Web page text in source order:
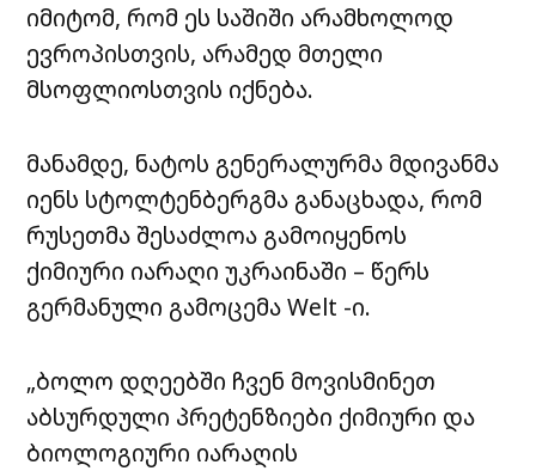
იმიტომ, რომ ეს საშიში არამხოლოდ
ევროპისთვის, არამედ მთელი
მსოფლიოსთვის იქნება.
მანამდე, ნატოს გენერალურმა მდივანმა
იენს სტოლტენბერგმა განაცხადა, რომ
რუსეთმა შესაძლოა გამოიყენოს
ქიმიური იარაღი უკრაინაში – წერს
გერმანული გამოცემა Welt -ი.
„ბოლო დღეებში ჩვენ მოვისმინეთ
აბსურდული პრეტენზიები ქიმიური და
ბიოლოგიური იარაღის